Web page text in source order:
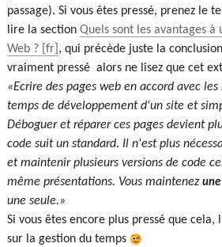
passage). Si vous êtes pressé, prenez le
lire la section Quels sont les avantages
Web ?
, qui précède juste la
vraiment pressé alors ne lisez que cet
Ecrire des pages web en accord avec
temps de développement d'un site et
Déboguer et réparer ces pages devient
code suit un standard. Il n'est plus
et maintenir plusieurs versions de code
même présentations. Vous maintenez une
une seule.
Si vous êtes encore plus pressé que cela,
sur la gestion du temps